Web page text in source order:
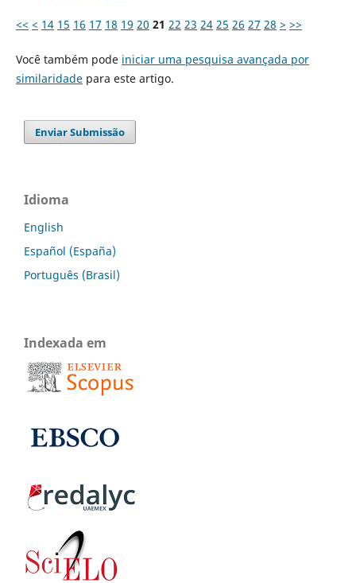
<< < 14 15 16 17 18 19 20 21 22 23 24 25 26 27 28 > >>
Você também pode iniciar uma pesquisa avançada por
similaridadepara este artigo.
Enviar Submissão
Idioma
English
Español (España)
Português (Brasil)
Indexada em